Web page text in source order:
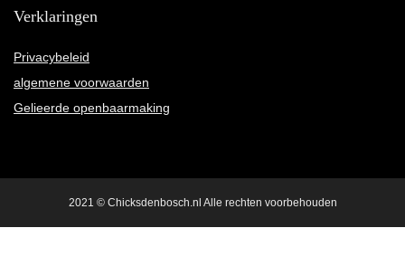
Verklaringen
Privacybeleid
algemene voorwaarden
Gelieerde openbaarmaking
2021 © Chicksdenbosch.nl Alle rechten voorbehouden